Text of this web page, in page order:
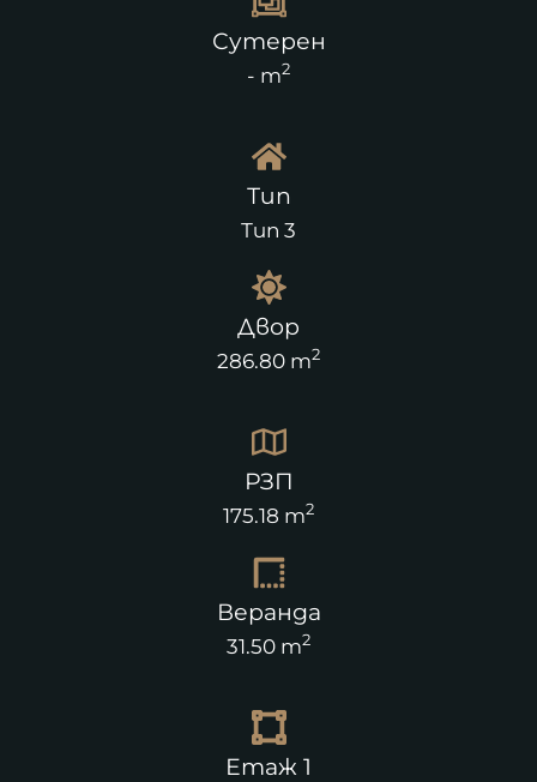
Сутерен
- m2
Тип
Тип 3
Двор
286.80 m2
РЗП
175.18 m2
Веранда
31.50 m2
Етаж 1